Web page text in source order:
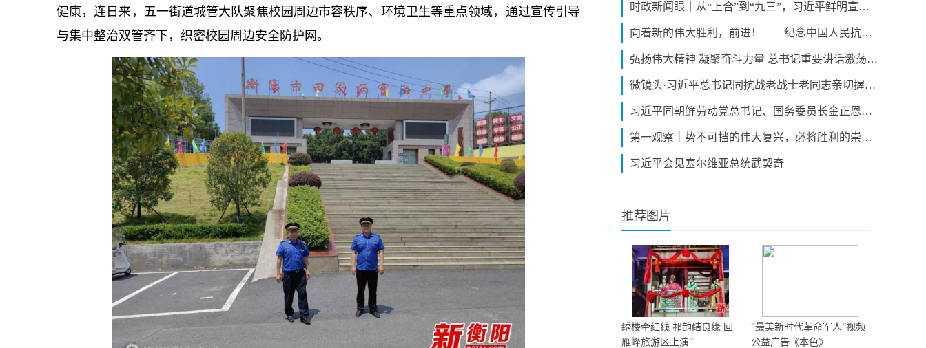
健康，连日来，五一街道城管大队聚焦校园周边市容秩序、环境卫生等重点领域，通过宣传引导
与集中整治双管齐下，织密校园周边安全防护网。
时政新闻眼丨从“上合”到“九三”，习近平鲜明宣示这8个字
向着新的伟大胜利，前进！——纪念中国人民抗日战争暨世界反法西斯战争胜利80周年大会侧记
弘扬伟大精神 凝聚奋斗力量 总书记重要讲话激荡人心
微镜头·习近平总书记同抗战老战士老同志亲切握手 | 这一握，情深意重
习近平同朝鲜劳动党总书记、国务委员长金正恩举行会谈
第一观察｜势不可挡的伟大复兴，必将胜利的崇高事业
习近平会见塞尔维亚总统武契奇
推荐图片
绣楼牵红线 祁韵结良缘 回
雁峰旅游区上演“
“最美新时代革命军人”视频
公益广告《本色》